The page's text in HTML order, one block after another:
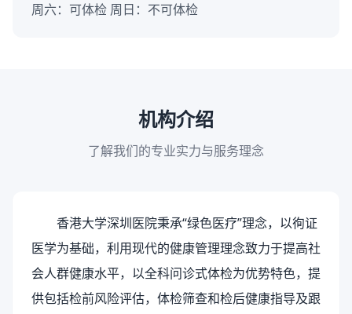
周六：可体检 周日：不可体检
机构介绍
了解我们的专业实力与服务理念
香港大学深圳医院秉承“绿色医疗”理念，以徇证
医学为基础，利用现代的健康管理理念致力于提高社
会人群健康水平，以全科问诊式体检为优势特色，提
供包括检前风险评估，体检筛查和检后健康指导及跟